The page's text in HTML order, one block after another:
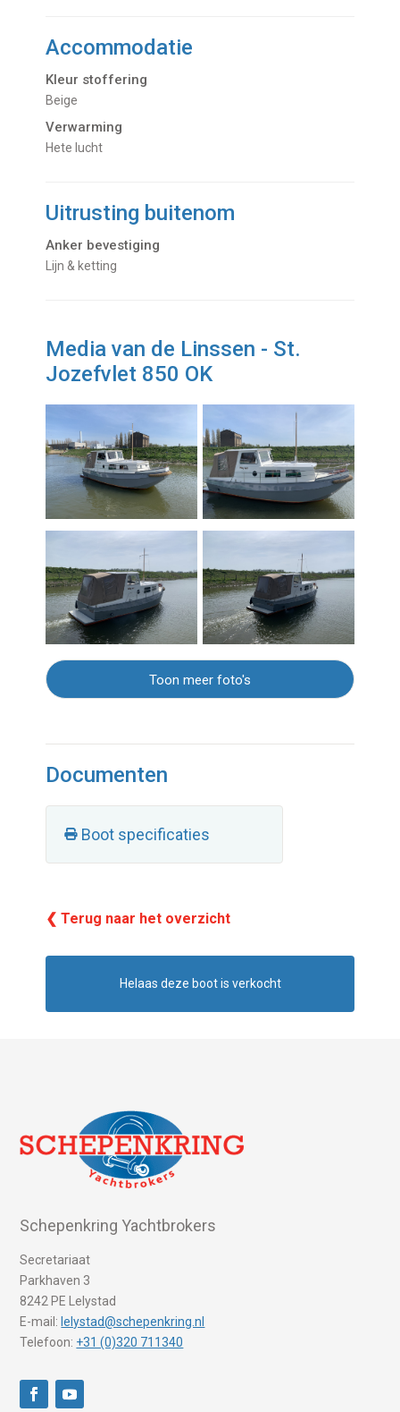
Accommodatie
Kleur stoffering
Beige
Verwarming
hete lucht
Uitrusting buitenom
Anker bevestiging
Lijn & ketting
Media van de Linssen - St.
Jozefvlet 850 OK
Toon meer foto's
Documenten
Boot specificaties
❮ Terug naar het overzicht
Helaas deze boot is verkocht
Schepenkring Yachtbrokers
Secretariaat
Parkhaven 3
8242 PE Lelystad
E-mail: lelystad@schepenkring.nl
Telefoon: +31 (0)320 711340